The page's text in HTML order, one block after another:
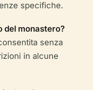
specifiche.
del monastero?
senza
in alcune